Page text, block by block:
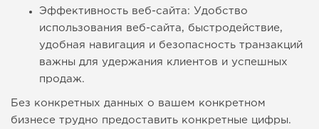
Эффективность веб-сайта: Удобство
использования веб-сайта, быстродействие,
удобная навигация и безопасность транзакций
важны для удержания клиентов и успешных
продаж.
Без конкретных данных о вашем конкретном
бизнесе трудно предоставить конкретные цифры.